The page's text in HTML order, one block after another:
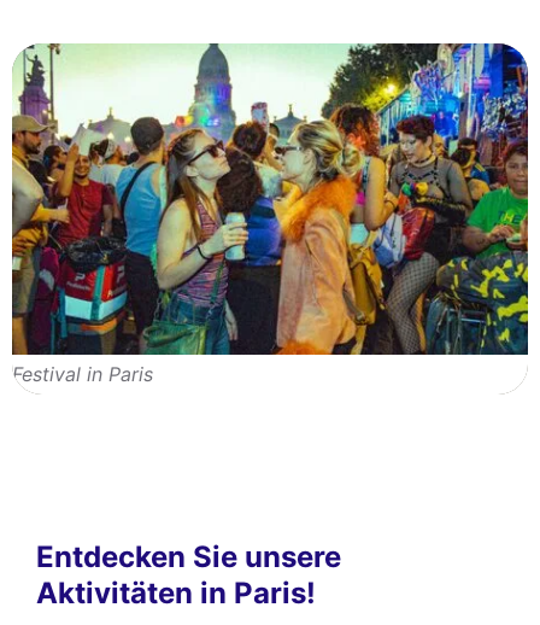
Festival in Paris
Entdecken Sie unsere
Aktivitäten in Paris!